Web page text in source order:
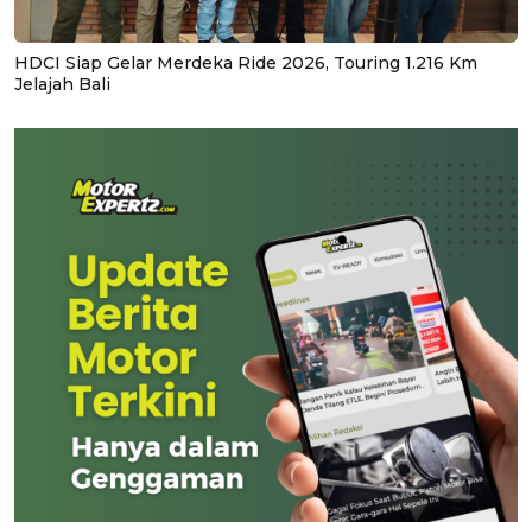
HDCI Siap Gelar Merdeka Ride 2026, Touring 1.216 Km
Jelajah Bali